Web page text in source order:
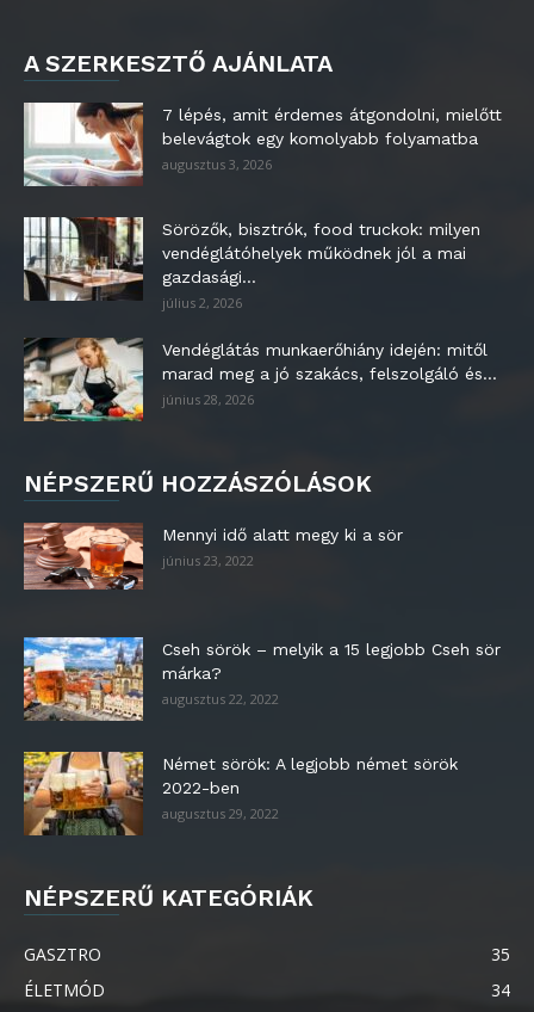
A SZERKESZTŐ AJÁNLATA
7 lépés, amit érdemes átgondolni, mielőtt
belevágtok egy komolyabb folyamatba
augusztus 3, 2026
Sörözők, bisztrók, food truckok: milyen
vendéglátóhelyek működnek jól a mai
gazdasági...
július 2, 2026
Vendéglátás munkaerőhiány idején: mitől
marad meg a jó szakács, felszolgáló és...
június 28, 2026
NÉPSZERŰ HOZZÁSZÓLÁSOK
Mennyi idő alatt megy ki a sör
június 23, 2022
Cseh sörök – melyik a 15 legjobb Cseh sör
márka?
augusztus 22, 2022
Német sörök: A legjobb német sörök
2022-ben
augusztus 29, 2022
NÉPSZERŰ KATEGÓRIÁK
GASZTRO
35
ÉLETMÓD
34